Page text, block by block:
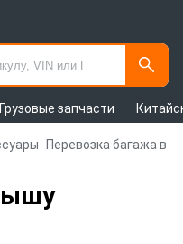
Грузовые запчасти
Перевозка багажа в